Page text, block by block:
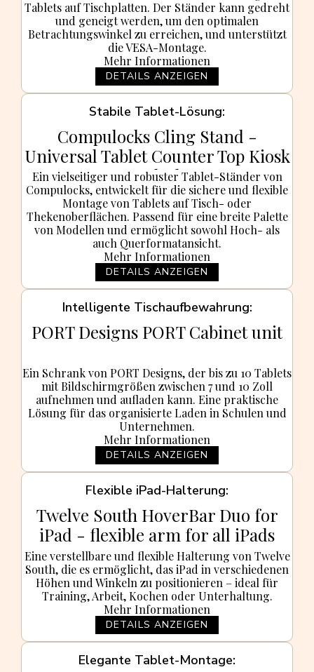
Tablets auf Tischplatten. Der Ständer kann gedreht
und geneigt werden, um den optimalen
Betrachtungswinkel zu erreichen, und unterstützt
die VESA-Montage.
DETAILS ANZEIGEN
Mehr Informationen
Stabile Tablet-Lösung
Compulocks Cling Stand -
Universal Tablet Counter Top Kiosk
- Black
Ein vielseitiger und robuster Tablet-Ständer von
Compulocks, entwickelt für die sichere und flexible
Montage von Tablets auf Tisch- oder
Thekenoberflächen. Passend für eine breite Palette
von Modellen und ermöglicht sowohl Hoch- als
auch Querformatansicht.
DETAILS ANZEIGEN
Mehr Informationen
Intelligente Tischaufbewahrung
PORT Designs PORT Cabinet unit
Ein Schrank von PORT Designs, der bis zu 10 Tablets
mit Bildschirmgrößen zwischen 7 und 10 Zoll
aufnehmen und aufladen kann. Eine praktische
Lösung für das organisierte Laden in Schulen und
Unternehmen.
DETAILS ANZEIGEN
Mehr Informationen
Flexible iPad-Halterung
Twelve South HoverBar Duo for
iPad - flexible arm for all iPads
Eine verstellbare und flexible Halterung von Twelve
South, die es ermöglicht, das iPad in verschiedenen
Höhen und Winkeln zu positionieren – ideal für
Training, Arbeit, Kochen oder Unterhaltung.
DETAILS ANZEIGEN
Mehr Informationen
Elegante Tablet-Montage